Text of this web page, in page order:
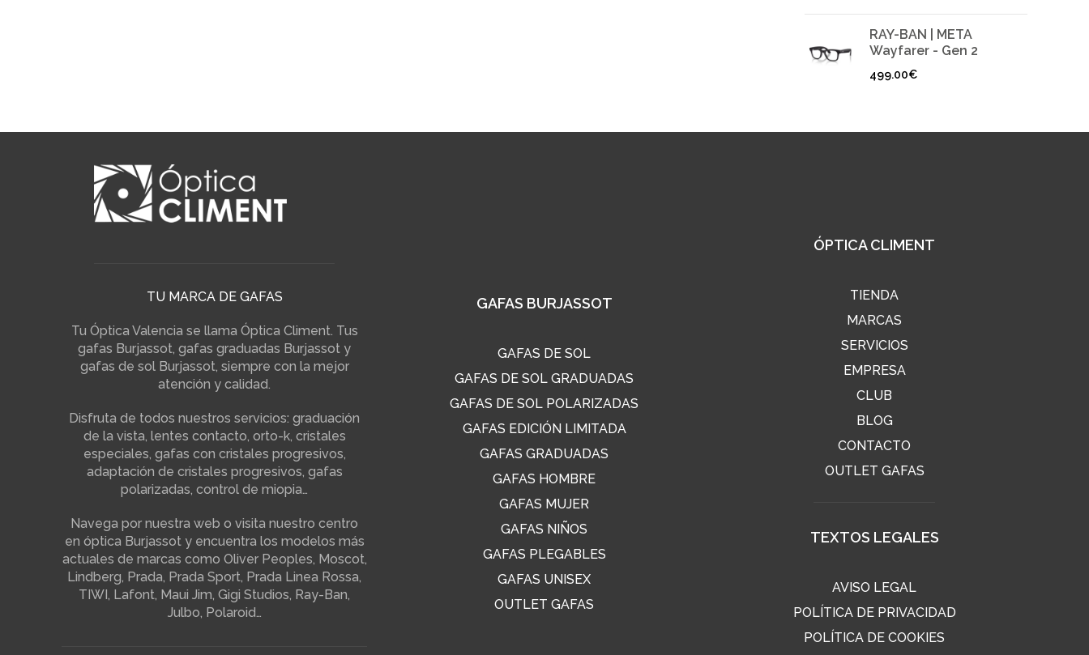
RAY-BAN | META
Wayfarer - Gen 2
499.00€
TU MARCA DE GAFAS
Tu Óptica Valencia se llama Óptica Climent. Tus
gafas Burjassot, gafas graduadas Burjassot y
gafas de sol Burjassot, siempre con la mejor
atención y calidad.
Disfruta de todos nuestros servicios: graduación
de la vista, lentes contacto, orto-k, cristales
especiales, gafas con cristales progresivos,
adaptación de cristales progresivos, gafas
polarizadas, control de miopia…
Navega por nuestra web o visita nuestro centro
en óptica Burjassot y encuentra los modelos más
actuales de marcas como Oliver Peoples, Moscot,
Lindberg, Prada, Prada Sport, Prada Linea Rossa,
TIWI, Lafont, Maui Jim, Gigi Studios, Ray-Ban,
Julbo, Polaroid…
GAFAS BURJASSOT
GAFAS DE SOL
GAFAS DE SOL GRADUADAS
GAFAS DE SOL POLARIZADAS
GAFAS EDICIÓN LIMITADA
GAFAS GRADUADAS
GAFAS HOMBRE
GAFAS MUJER
GAFAS NIÑOS
GAFAS PLEGABLES
GAFAS UNISEX
OUTLET GAFAS
ÓPTICA CLIMENT
TIENDA
MARCAS
SERVICIOS
EMPRESA
CLUB
BLOG
CONTACTO
OUTLET GAFAS
TEXTOS LEGALES
AVISO LEGAL
POLÍTICA DE PRIVACIDAD
POLÍTICA DE COOKIES